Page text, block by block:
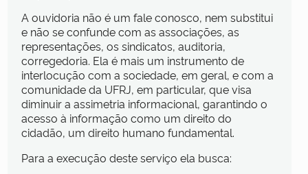
A ouvidoria não é um fale conosco, nem substitui
e não se confunde com as associações, as
representações, os sindicatos, auditoria,
corregedoria. Ela é mais um instrumento de
interlocução com a sociedade, em geral, e com a
comunidade da UFRJ, em particular, que visa
diminuir a assimetria informacional, garantindo o
acesso à informação como um direito do
cidadão, um direito humano fundamental.
Para a execução deste serviço ela busca: